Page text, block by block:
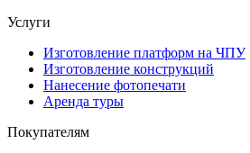
Услуги
Изготовление платформ на ЧПУ
Изготовление конструкций
Нанесение фотопечати
Аренда туры
Покупателям